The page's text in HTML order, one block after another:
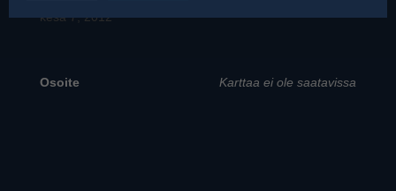
kesä 7, 2012
Karttaa ei ole saatavissa
Osoite